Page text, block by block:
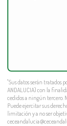
"Sus datos serán tratados
ANDALUCIA) con la
cedidos a ningún tercero.
Puede ejercitar sus
limitación y a no ser